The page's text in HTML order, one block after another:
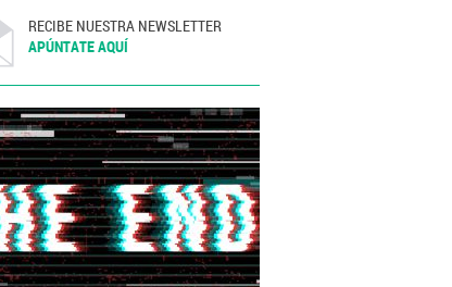
RECIBE NUESTRA NEWSLETTER
APÚNTATE AQUÍ